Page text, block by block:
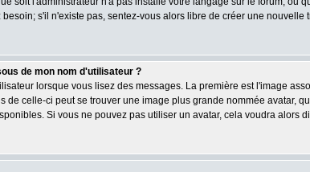
s'il n'existe pas, sentez-vous alors libre de créer une
de mon nom d'utilisateur ?
lorsque vous lisez des messages. La première est l'image
de celle-ci peut se trouver une image plus grande nommée
Si vous ne pouvez pas utiliser un avatar, cela voudra